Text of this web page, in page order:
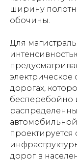
ширину
обочины.
Для
дорогах,
бесперебойно
проектируется
дорог в